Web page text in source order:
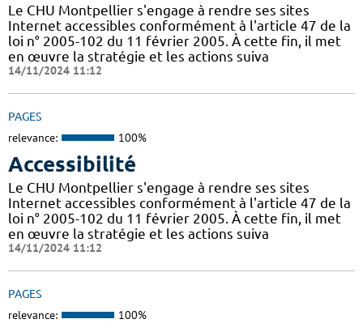
Le CHU Montpellier s'engage à rendre ses sites
Internet accessibles conformément à l'article 47 de la
loi n° 2005-102 du 11 février 2005. À cette fin, il met
en œuvre la stratégie et les actions suiva
14/11/2024 11:12
PAGES
relevance: 100%
Accessibilité
Le CHU Montpellier s'engage à rendre ses sites
Internet accessibles conformément à l'article 47 de la
loi n° 2005-102 du 11 février 2005. À cette fin, il met
en œuvre la stratégie et les actions suiva
14/11/2024 11:12
PAGES
relevance: 100%